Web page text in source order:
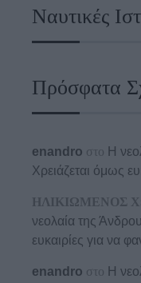
Ναυτικές
Πρόσφατα
enandro στο Η
Χρειάζεται όμως
ΗΛΙΚΙΩΜΕΝΟΣ
νεολαία της
ευκαιρίες για να
enandro στο Η